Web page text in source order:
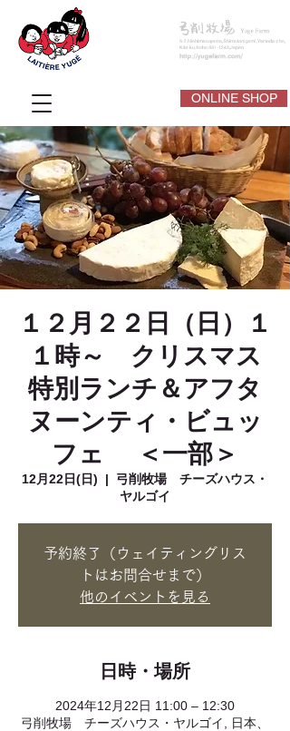
ONLINE SHOP
１２月２２日（日）１
１時～ クリスマス
特別ランチ＆アフタ
ヌーンティ・ビュッ
フェ ＜一部＞
12月22日(日)
  |
弓削牧場 チーズハウス・
ヤルゴイ
予約終了（ウェイティングリス
トはお問合せまで）
他のイベントを見る
日時・場所
2024年12月22日 11:00 – 12:30
弓削牧場 チーズハウス・ヤルゴイ, 日本、